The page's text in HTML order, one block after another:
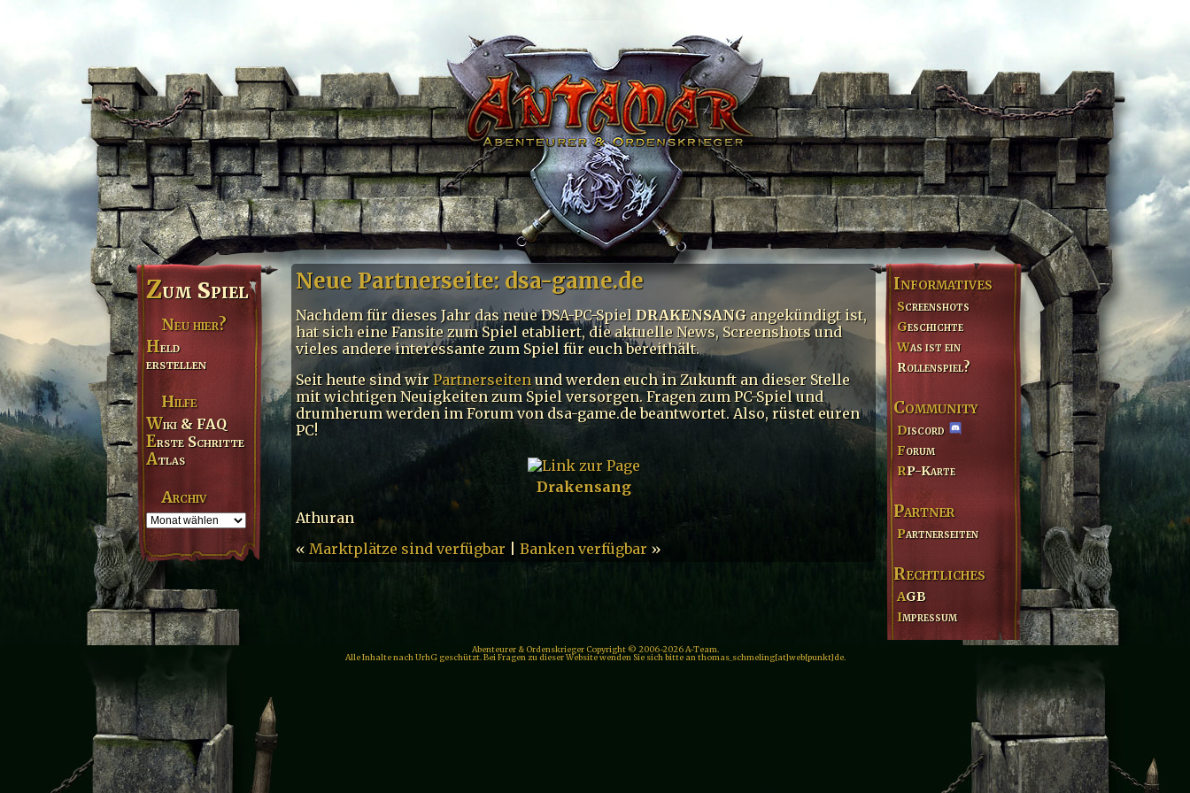
Zum Spiel
Neu hier?
Held
erstellen
Hilfe
Wiki & FAQ
Erste Schritte
Atlas
Archiv
Neue Partnerseite: dsa-game.de
Nachdem für dieses Jahr das neue DSA-PC-Spiel DRAKENSANG angekündigt ist,
hat sich eine Fansite zum Spiel etabliert, die aktuelle News, Screenshots und
vieles andere interessante zum Spiel für euch bereithält.
Seit heute sind wir Partnerseitenund werden euch in Zukunft an dieser Stelle
mit wichtigen Neuigkeiten zum Spiel versorgen. Fragen zum PC-Spiel und
drumherum werden im Forum von dsa-game.de beantwortet. Also, rüstet euren
PC!
Drakensang
Athuran
« Marktplätze sind verfügbar Banken verfügbar »
Informatives
Screenshots
Geschichte
Was ist ein
Rollenspiel?
Community
Discord
Forum
RP-Karte
Partner
Partnerseiten
Rechtliches
AGB
Impressum
Abenteurer & Ordenskrieger Copyright © 2006-2026 A-Team.
Alle Inhalte nach UrhG geschützt. Bei Fragen zu dieser Website wenden Sie sich bitte an thomas_schmeling[at]web[punkt]de.